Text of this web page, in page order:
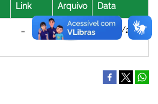
Link Arquivo Data
02/08/2021